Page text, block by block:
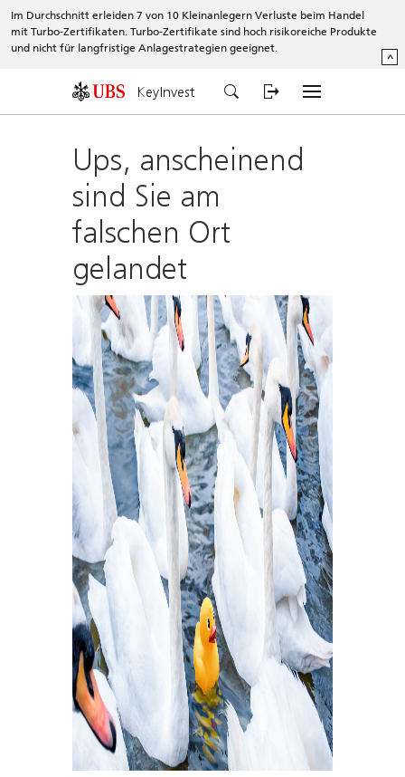
Im Durchschnitt erleiden 7 von 10 Kleinanlegern Verluste beim Handel
mit Turbo-Zertifikaten. Turbo-Zertifikate sind hoch risikoreiche Produkte
und nicht für langfristige Anlagestrategien geeignet.
^
KeyInvest
Ups, anscheinend
sind Sie am
falschen Ort
gelandet